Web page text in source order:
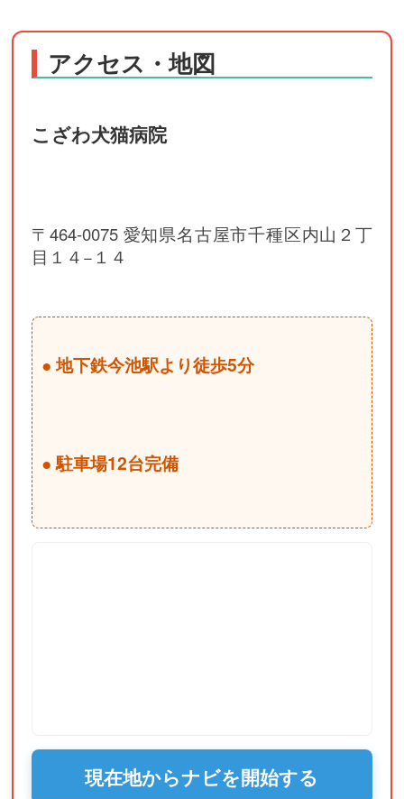
アクセス・地図
こざわ犬猫病院
〒464-0075 愛知県名古屋市千種区内山２丁
目１４−１４
● 地下鉄今池駅より徒歩5分
● 駐車場12台完備
現在地からナビを開始する